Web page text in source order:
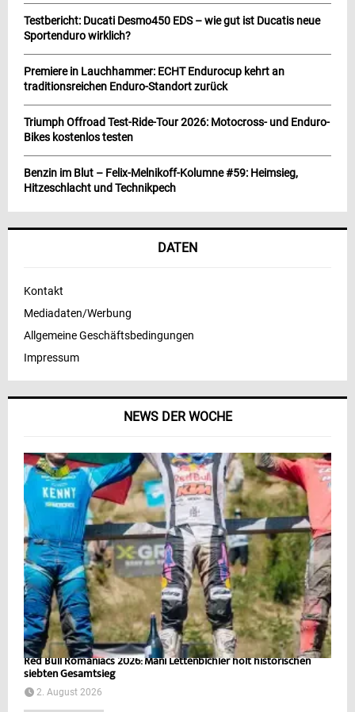
NEWS DER WOCHE
Red Bull Romaniacs 2026: Mani Lettenbichler holt historischen
siebten Gesamtsieg
2. August 2026
Testbericht: Ducati Desmo450 EDS – wie gut ist Ducatis neue
Sportenduro wirklich?
Premiere in Lauchhammer: ECHT Endurocup kehrt an
traditionsreichen Enduro-Standort zurück
Triumph Offroad Test-Ride-Tour 2026: Motocross- und Enduro-
Bikes kostenlos testen
Benzin im Blut – Felix-Melnikoff-Kolumne #59: Heimsieg,
Hitzeschlacht und Technikpech
DATEN
Kontakt
Mediadaten/Werbung
Allgemeine Geschäftsbedingungen
Impressum